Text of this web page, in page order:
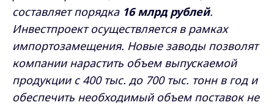
составляет порядка 16 млрд рублей.
Инвестпроект осуществляется в рамках
импортозамещения. Новые заводы позволят
компании нарастить объем выпускаемой
продукции c 400 тыс. до 700 тыс. тонн в год и
обеспечить необходимый объем поставок не